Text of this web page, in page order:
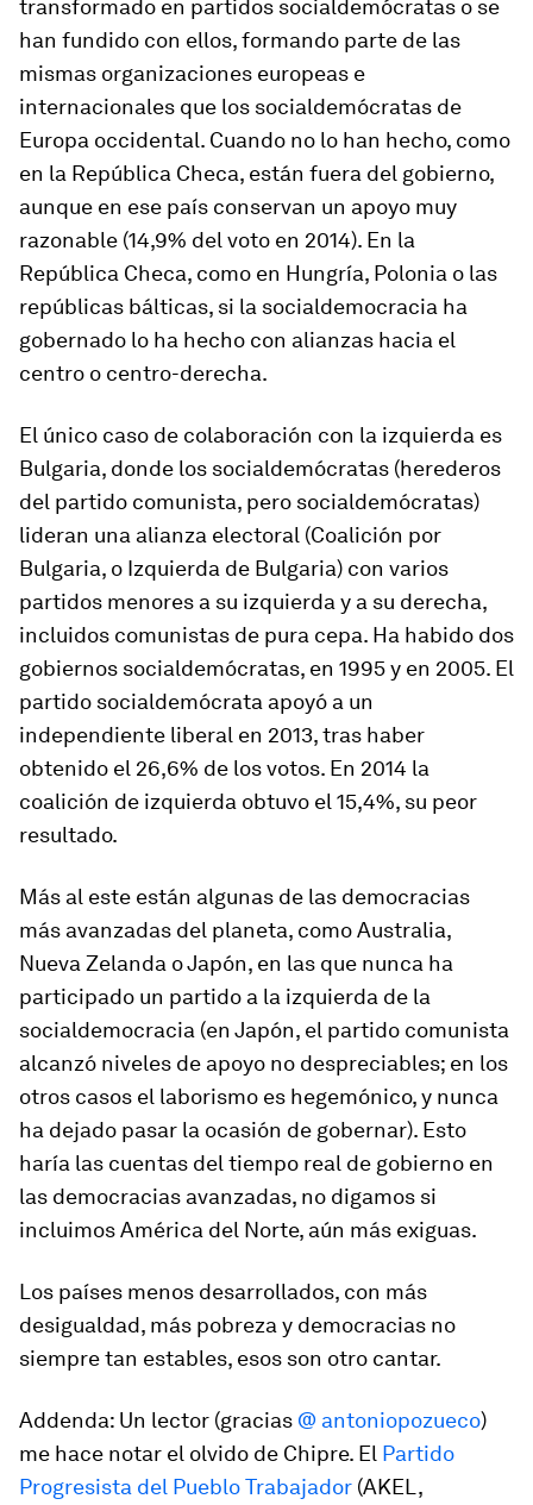
transformado en partidos socialdemócratas o se
han fundido con ellos, formando parte de las
mismas organizaciones europeas e
internacionales que los socialdemócratas de
Europa occidental. Cuando no lo han hecho, como
en la República Checa, están fuera del gobierno,
aunque en ese país conservan un apoyo muy
razonable (14,9% del voto en 2014). En la
República Checa, como en Hungría, Polonia o las
repúblicas bálticas, si la socialdemocracia ha
gobernado lo ha hecho con alianzas hacia el
centro o centro-derecha.
El único caso de colaboración con la izquierda es
Bulgaria, donde los socialdemócratas (herederos
del partido comunista, pero socialdemócratas)
lideran una alianza electoral (Coalición por
Bulgaria, o Izquierda de Bulgaria) con varios
partidos menores a su izquierda y a su derecha,
incluidos comunistas de pura cepa. Ha habido dos
gobiernos socialdemócratas, en 1995 y en 2005. El
partido socialdemócrata apoyó a un
independiente liberal en 2013, tras haber
obtenido el 26,6% de los votos. En 2014 la
coalición de izquierda obtuvo el 15,4%, su peor
resultado.
Más al este están algunas de las democracias
más avanzadas del planeta, como Australia,
Nueva Zelanda o Japón, en las que nunca ha
participado un partido a la izquierda de la
socialdemocracia (en Japón, el partido comunista
alcanzó niveles de apoyo no despreciables; en los
otros casos el laborismo es hegemónico, y nunca
ha dejado pasar la ocasión de gobernar). Esto
haría las cuentas del tiempo real de gobierno en
las democracias avanzadas, no digamos si
incluimos América del Norte, aún más exiguas.
Los países menos desarrollados, con más
desigualdad, más pobreza y democracias no
siempre tan estables, esos son otro cantar.
Addenda: Un lector (gracias @ antoniopozueco)
me hace notar el olvido de Chipre. El Partido
Progresista del Pueblo Trabajador (AKEL,